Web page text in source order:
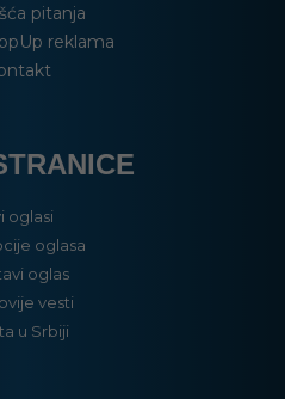
pitanja
reklama
oglasi
oglasa
oglas
vesti
u Srbiji